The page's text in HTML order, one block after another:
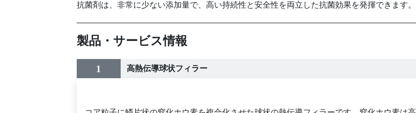
抗菌剤は、非常に少ない添加量で、高い持続性と安全性を両立した抗菌効果を発揮できます。
製品・サービス情報
1 高熱伝導球状フィラー